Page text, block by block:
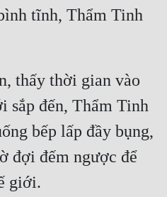
tĩnh, Thẩm Tinh
thấy thời gian vào
sắp đến, Thẩm Tinh
bếp lấp đầy bụng,
đợi đếm ngược để